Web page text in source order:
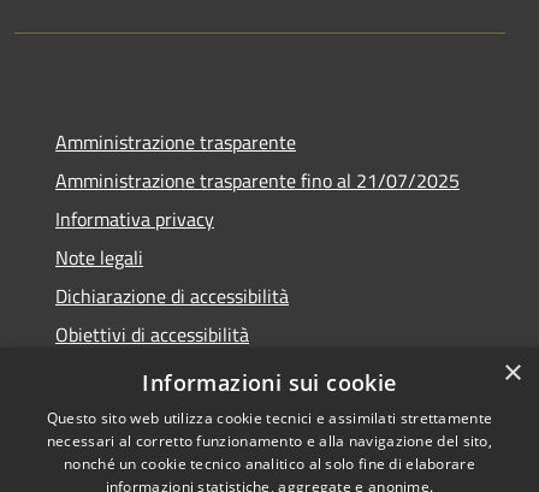
Amministrazione trasparente
Amministrazione trasparente fino al 21/07/2025
Informativa privacy
Note legali
Dichiarazione di accessibilità
Obiettivi di accessibilità
Piano di miglioramento
×
Informazioni sui cookie
Questo sito web utilizza cookie tecnici e assimilati strettamente
necessari al corretto funzionamento e alla navigazione del sito,
nonché un cookie tecnico analitico al solo fine di elaborare
informazioni statistiche, aggregate e anonime.